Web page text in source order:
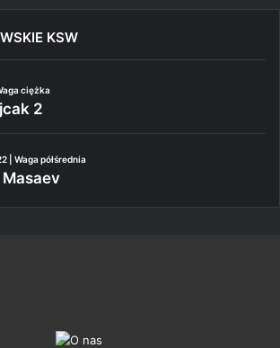
KSW
ciężka
2
| Waga półśrednia